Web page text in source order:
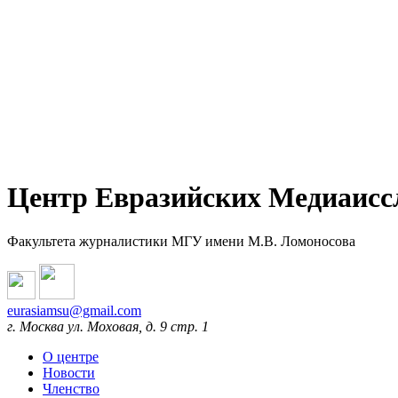
Центр Евразийских
Факультета журналистики МГУ имени М.В. Ломоносова
eurasiamsu@gmail.com
г. Москва ул. Моховая, д. 9 стр. 1
О центре
Новости
Членство